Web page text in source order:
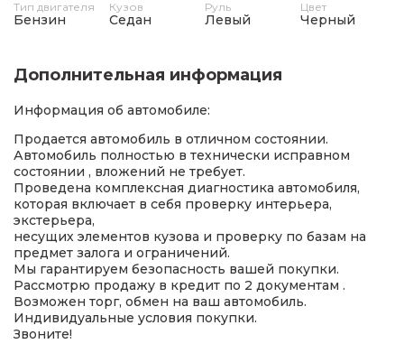
Тип двигателя
Бензин
Кузов
Седан
Руль
Левый
Цвет
Черный
Дополнительная информация
Информация об автомобиле:
Продается автомобиль в отличном состоянии.
Автомобиль полностью в технически исправном
состоянии , вложений не требует.
Проведена комплексная диагностика автомобиля,
которая включает в себя проверку интерьера,
экстерьера,
несущих элементов кузова и проверку по базам на
предмет залога и ограничений.
Мы гарантируем безопасность вашей покупки.
Рассмотрю продажу в кредит по 2 документам .
Возможен торг, обмен на ваш автомобиль.
Индивидуальные условия покупки.
Звоните!